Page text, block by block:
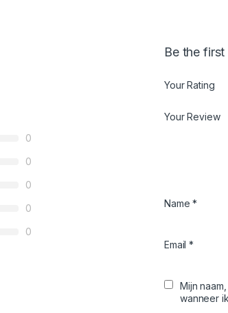
0
0
0
0
0
Be the
Your Rating
Your Review
Name*
Email*
Mijn
wanneer